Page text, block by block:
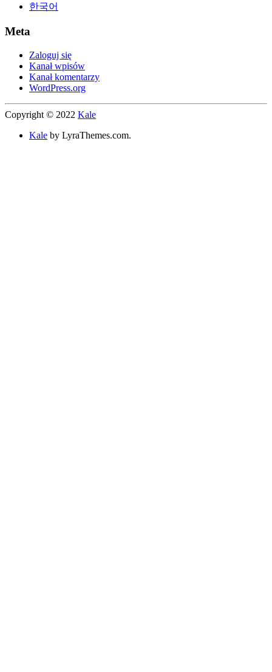
한국어
Meta
Zaloguj się
Kanał wpisów
Kanał komentarzy
WordPress.org
Copyright © 2022 Kale
Kale by LyraThemes.com.